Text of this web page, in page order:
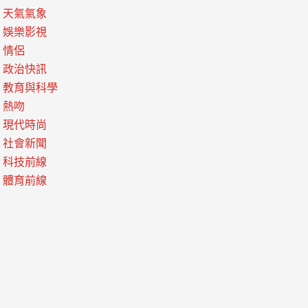
天氣氣象
娛樂影視
情侶
政治快訊
教育與科學
熱吻
現代時尚
社會新聞
科技前線
體育前線